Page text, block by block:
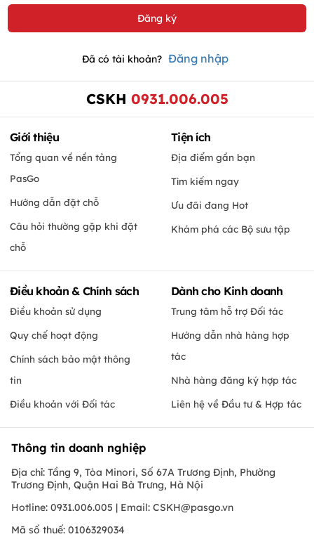
Đã có tài khoản? Đăng nhập
CSKH 0931.006.005
Giới thiệu
Tổng quan về nền tảng
PasGo
Hướng dẫn đặt chỗ
Câu hỏi thường gặp khi đặt
chỗ
Tiện ích
Địa điểm gần bạn
Tìm kiếm ngay
Ưu đãi đang Hot
Khám phá các Bộ sưu tập
Điều khoản & Chính sách
Điều khoản sử dụng
Quy chế hoạt động
Chính sách bảo mật thông
tin
Điều khoản với Đối tác
Dành cho Kinh doanh
Trung tâm hỗ trợ Đối tác
Hướng dẫn nhà hàng hợp
tác
Nhà hàng đăng ký hợp tác
Liên hệ về Đầu tư & Hợp tác
Thông tin doanh nghiệp
Địa chỉ: Tầng 9, Tòa Minori, Số 67A Trương Định, Phường
Trương Định, Quận Hai Bà Trưng, Hà Nội
Hotline: 0931.006.005 | Email: CSKH@pasgo.vn
Mã số thuế: 0106329034